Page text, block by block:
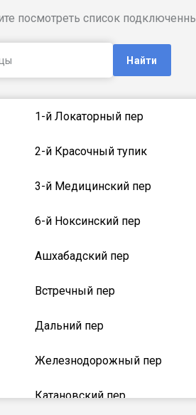
посмотреть список
Найти
1-й Локаторный пер
2-й Красочный тупик
3-й Медицинский пер
6-й Ноксинский пер
Ашхабадский пер
Встречный пер
Дальний пер
Железнодорожный пер
Катановский пер